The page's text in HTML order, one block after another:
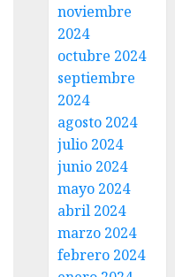
noviembre
2024
octubre 2024
septiembre
2024
agosto 2024
julio 2024
junio 2024
mayo 2024
abril 2024
marzo 2024
febrero 2024